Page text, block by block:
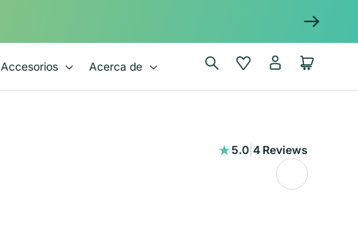
Accesorios Acerca de Wishlist
sesión
Carrito
5.0| 4 Reviews
4
reseñas
totales